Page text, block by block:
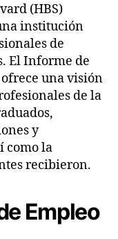
(HBS)
institución
de
El Informe de
una visión
de la
y
como la
recibieron.
Empleo